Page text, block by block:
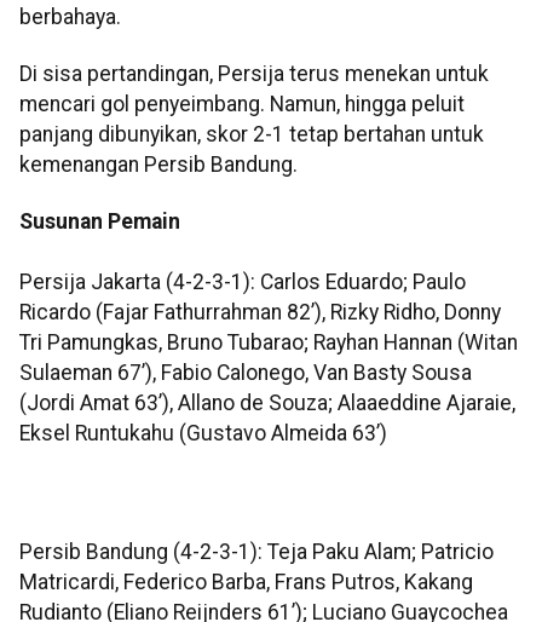
berbahaya.
Di sisa pertandingan, Persija terus menekan untuk
mencari gol penyeimbang. Namun, hingga peluit
panjang dibunyikan, skor 2-1 tetap bertahan untuk
kemenangan Persib Bandung.
Susunan Pemain
Persija Jakarta (4-2-3-1): Carlos Eduardo; Paulo
Ricardo (Fajar Fathurrahman 82’), Rizky Ridho, Donny
Tri Pamungkas, Bruno Tubarao; Rayhan Hannan (Witan
Sulaeman 67’), Fabio Calonego, Van Basty Sousa
(Jordi Amat 63’), Allano de Souza; Alaaeddine Ajaraie,
Eksel Runtukahu (Gustavo Almeida 63’)
Persib Bandung (4-2-3-1): Teja Paku Alam; Patricio
Matricardi, Federico Barba, Frans Putros, Kakang
Rudianto (Eliano Reijnders 61’); Luciano Guaycochea